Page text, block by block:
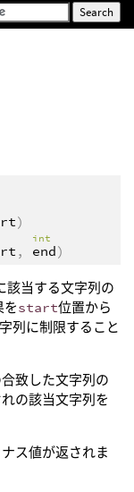
)
,
int
end)
該当する文字列の
をstart位置から
列に制限すること
致した文字列の
の該当文字列を
ス値が返されま